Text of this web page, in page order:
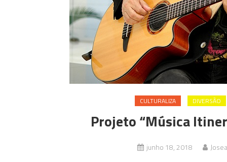
CULTURALIZA DIVERSÃO
Projeto “Música
junho 18, 2018